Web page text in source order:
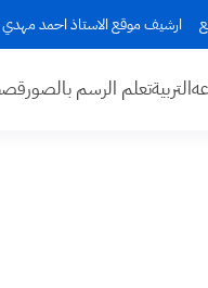
ارشيف موقع الاستاذ احمد مهدي
التربيةتعلم الرسم بالصور